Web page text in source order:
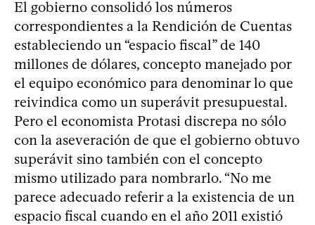
El gobierno consolidó los números
correspondientes a la Rendición de Cuentas
estableciendo un “espacio fiscal” de 140
millones de dólares, concepto manejado por
el equipo económico para denominar lo que
reivindica como un superávit presupuestal.
Pero el economista Protasi discrepa no sólo
con la aseveración de que el gobierno obtuvo
superávit sino también con el concepto
mismo utilizado para nombrarlo. “No me
parece adecuado referir a la existencia de un
espacio fiscal cuando en el año 2011 existió